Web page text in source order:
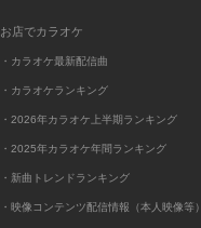
お店でカラオケ
・カラオケ最新配信曲
・カラオケランキング
・2026年カラオケ上半期ランキング
・2025年カラオケ年間ランキング
・新曲トレンドランキング
・映像コンテンツ配信情報（本人映像等）